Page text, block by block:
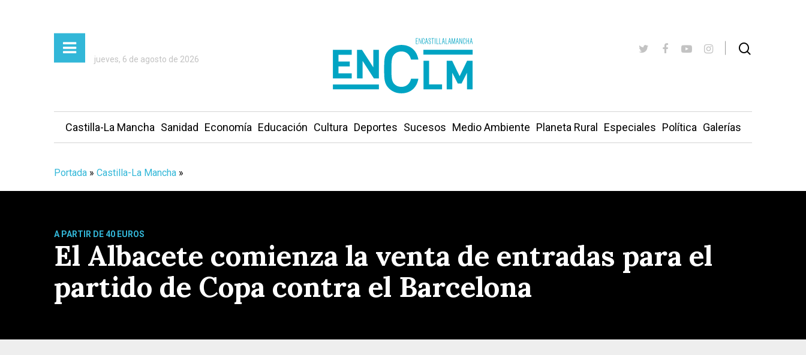
jueves, 6 de agosto de 2026
Castilla-La Mancha Sanidad Economía Educación Cultura Deportes Sucesos Medio Ambiente Planeta Rural Especiales Política Galerías
Portada » Castilla-La Mancha »
A PARTIR DE 40 EUROS
El Albacete comienza la venta de entradas para el
partido de Copa contra el Barcelona